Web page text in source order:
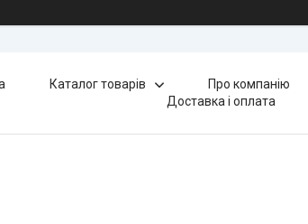
Каталог товарів Про компанію
Доставка і оплата